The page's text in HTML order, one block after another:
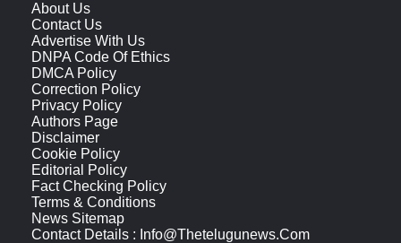
About Us
Contact Us
Advertise With Us
DNPA Code Of Ethics
DMCA Policy
Correction Policy
Privacy Policy
Authors Page
Disclaimer
Cookie Policy
Editorial Policy
Fact Checking Policy
Terms & Conditions
News Sitemap
Contact Details : Info@thetelugunews.com